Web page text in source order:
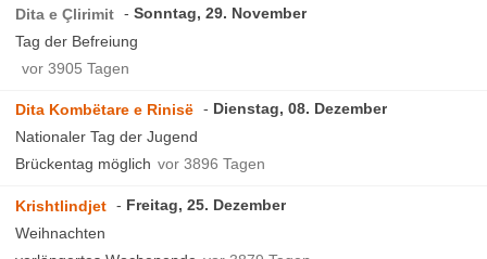
Dita e Çlirimit
Sonntag, 29. November
Tag der Befreiung
vor 3905 Tagen
Dita Kombëtare e Rinisë
Dienstag, 08. Dezember
Nationaler Tag der Jugend
Brückentag möglich vor 3896 Tagen
Krishtlindjet
Freitag, 25. Dezember
Weihnachten